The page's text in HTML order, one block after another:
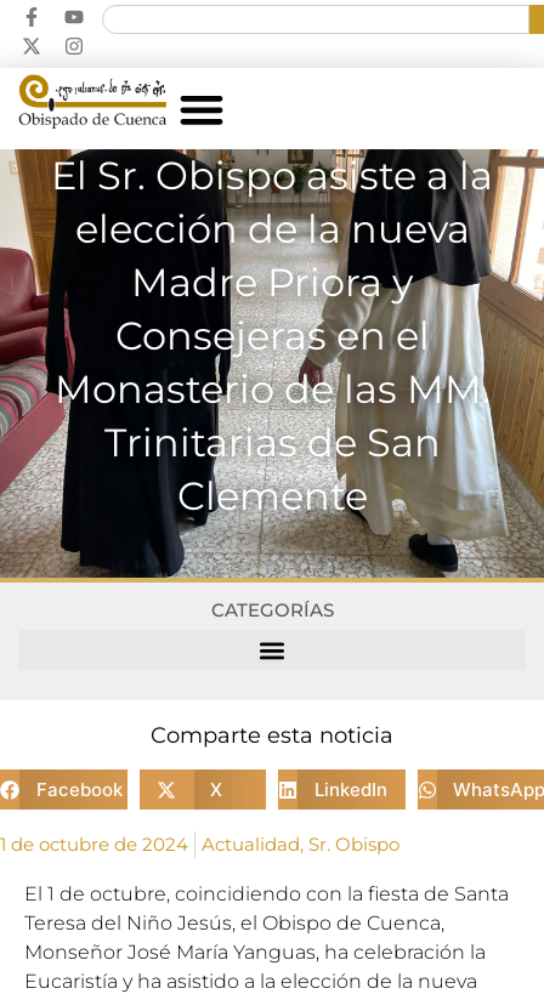
El Sr. Obispo asiste a la
elección de la nueva
Madre Priora y
Consejeras en el
Monasterio de las MM.
Trinitarias de San
Clemente
CATEGORÍAS
Comparte esta noticia
Facebook X LinkedIn WhatsApp
1 de octubre de 2024 Actualidad, Sr. Obispo
El 1 de octubre, coincidiendo con la fiesta de Santa
Teresa del Niño Jesús, el Obispo de Cuenca,
Monseñor José María Yanguas, ha celebración la
Eucaristía y ha asistido a la elección de la nueva